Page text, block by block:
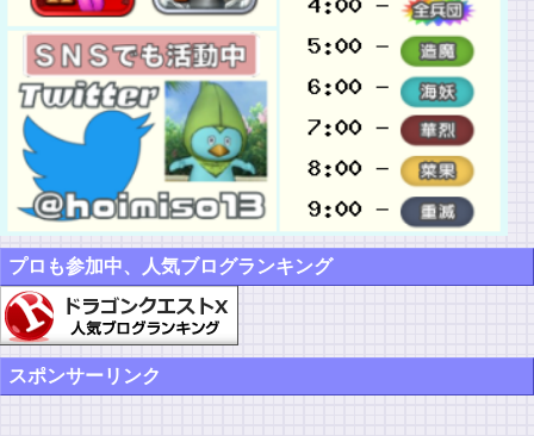
プロも参加中、人気ブログランキング
スポンサーリンク